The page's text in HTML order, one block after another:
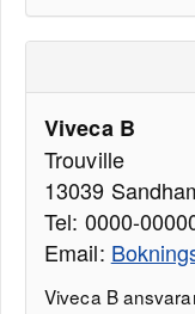
Viveca B
Trouville
13039
Tel: 0000-
Email:
Viveca B